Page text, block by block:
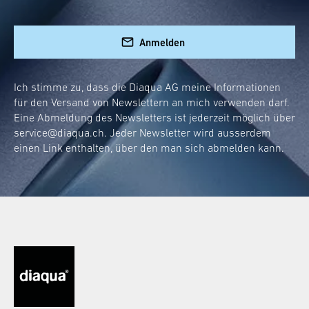
Sicherheit und Komfort in der Dusche. Diese
Sitze lassen sich bei Bedarf herunterklappen
und nach Gebrauch platzsparend an die Wand
klappen. Sie sind robust und können ein hohes
Gewicht tragen, sodass du dich beim Duschen
sicher und entspannt hinsetzen kannst.
Einfache Installation:Die Wandmontage
ist unkompliziert und die Sitze sind
schnell einsatzbereit.
Platzsparendes Design:Der Sitz lässt
maximale Sicherheit.
Anmelden
Ich stimme zu, dass die Diaqua AG meine Informationen
für den Versand von Newslettern an mich verwenden darf.
Eine Abmeldung des Newsletters ist jederzeit möglich über
service@diaqua.ch. Jeder Newsletter wird ausserdem
einen Link enthalten, über den man sich abmelden kann.